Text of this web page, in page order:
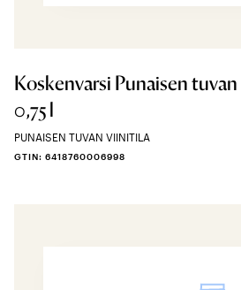
Koskenvarsi Punaisen
0,75 l
PUNAISEN TUVAN VIINITILA
GTIN: 6418760006998